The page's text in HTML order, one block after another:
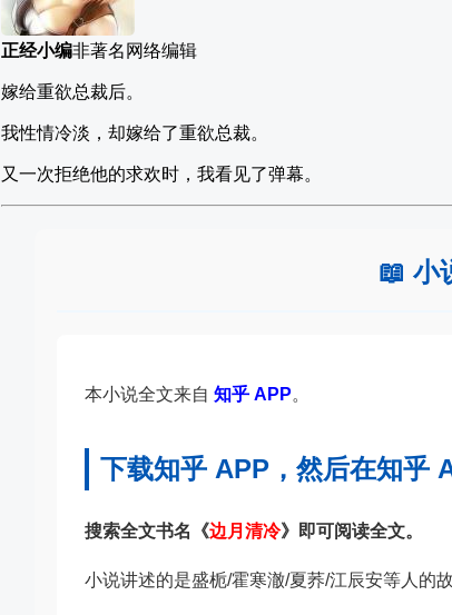
正经小编非著名网络编辑
嫁给重欲总裁后。
我性情冷淡，却嫁给了重欲总裁。
又一次拒绝他的求欢时，我看见了弹幕。
📖 小
本小说全文来自 知乎 APP。
下载知乎 APP，然后在知乎
搜索全文书名《边月清冷》即可阅读全文。
小说讲述的是盛栀/霍寒澈/夏荞/江辰安等人的